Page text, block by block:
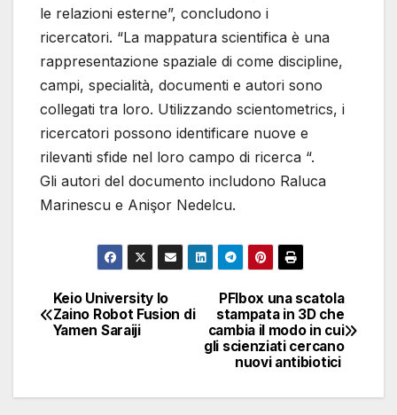
le relazioni esterne”, concludono i
ricercatori. “La mappatura scientifica è una
rappresentazione spaziale di come discipline,
campi, specialità, documenti e autori sono
collegati tra loro. Utilizzando scientometrics, i
ricercatori possono identificare nuove e
rilevanti sfide nel loro campo di ricerca “.
Gli autori del documento includono Raluca
Marinescu e Anişor Nedelcu.
Navigazione
articoli
PFIbox una scatola
stampata in 3D che
cambia il modo in cui
gli scienziati cercano
nuovi antibiotici
Keio University lo
Zaino Robot Fusion di
Yamen Saraiji